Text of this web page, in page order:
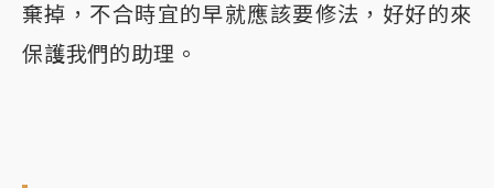
棄掉，不合時宜的早就應該要修法，好好的來
保護我們的助理。